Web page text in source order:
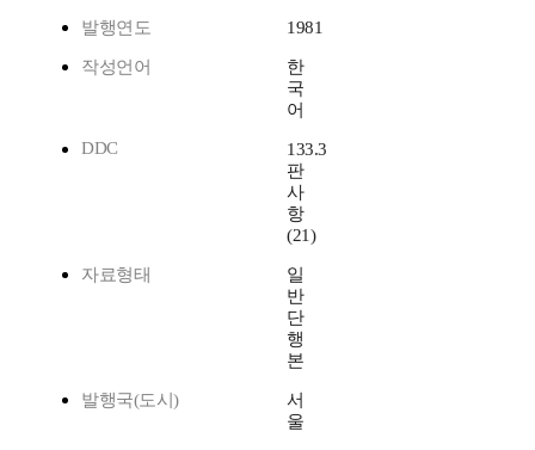
발행연도 1981
작성언어
한
국
어
DDC
133.3
판
사
항
(21)
자료형태
일
반
단
행
본
발행국(도시)
서
울